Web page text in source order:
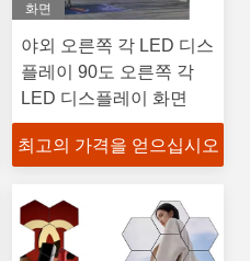
화면
야외 오른쪽 각 LED 디스
플레이 90도 오른쪽 각
LED 디스플레이 화면
최고의 가격을 얻으십시오